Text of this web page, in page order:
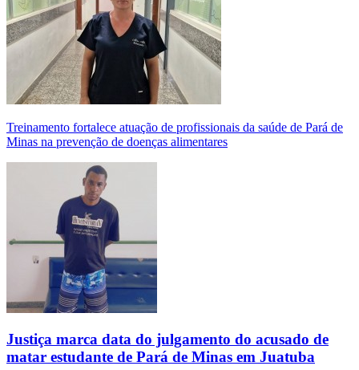
Treinamento fortalece atuação de profissionais da saúde de Pará de
Minas na prevenção de doenças alimentares
Justiça marca data do julgamento do acusado de
matar estudante de Pará de Minas em Juatuba